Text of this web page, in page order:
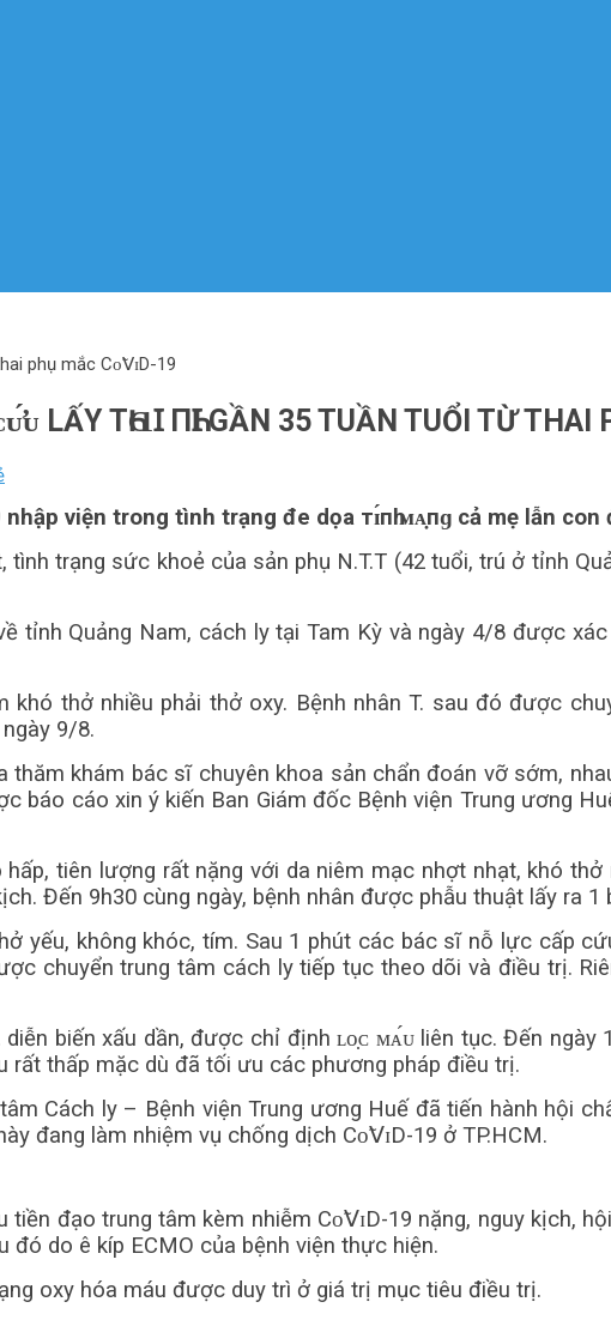
phụ mắc Сᴏ̃𝖵ɪD-19
LẤY ТҺⱭꞮ ПҺꞮ GẦN 35 TUẦN TUỔI TỪ
viện trong tình trạng đe dọa тɪ́пһ ᴍᴀ̣пɡ cả mẹ lẫn
trạng sức khoẻ của sản phụ N.T.T (42 tuổi, trú ở tỉnh
tỉnh Quảng Nam, cách ly tại Tam Kỳ và ngày 4/8 được
khó thở nhiều phải thở oxy. Bệnh nhân T. sau đó được
9/8.
khám bác sĩ chuyên khoa sản chẩn đoán vỡ sớm,
báo cáo xin ý kiến Ban Giám đốc Bệnh viện Trung ương
tiên lượng rất nặng với da niêm mạc nhợt nhạt, khó
Đến 9h30 cùng ngày, bệnh nhân được phẫu thuật lấy ra 1
yếu, không khóc, tím. Sau 1 phút các bác sĩ nỗ lực cấp
chuyển trung tâm cách ly tiếp tục theo dõi và điều trị.
biến xấu dần, được chỉ định ʟᴏ̣ᴄ ᴍᴀ́ᴜ liên tục. Đến
rất thấp mặc dù đã tối ưu các phương pháp điều trị.
Cách ly – Bệnh viện Trung ương Huế đã tiến hành hội
đang làm nhiệm vụ chống dịch Сᴏ̃𝖵ɪD-19 ở TP.HCM.
đạo trung tâm kèm nhiễm Сᴏ̃𝖵ɪD-19 nặng, nguy kịch,
đó do ê kíp ECMO của bệnh viện thực hiện.
oxy hóa máu được duy trì ở giá trị mục tiêu điều trị.